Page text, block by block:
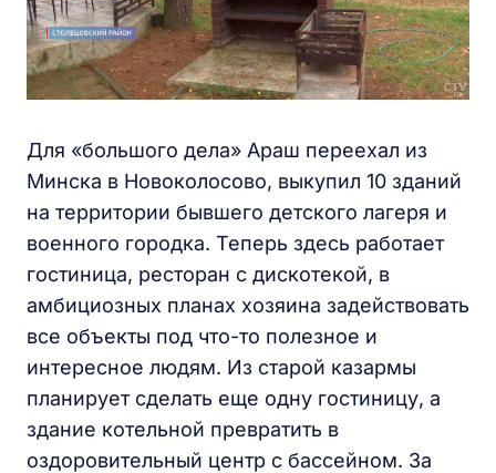
Для «большого дела» Араш переехал из
Минска в Новоколосово, выкупил 10 зданий
на территории бывшего детского лагеря и
военного городка. Теперь здесь работает
гостиница, ресторан с дискотекой, в
амбициозных планах хозяина задействовать
все объекты под что-то полезное и
интересное людям. Из старой казармы
планирует сделать еще одну гостиницу, а
здание котельной превратить в
оздоровительный центр с бассейном. За